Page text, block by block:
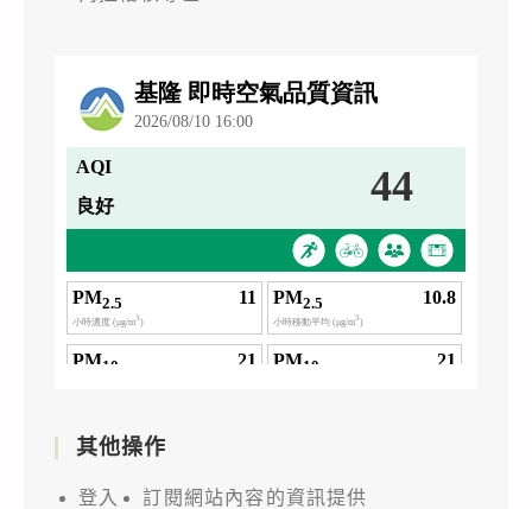
其他操作
登入
訂閱網站內容的資訊提供